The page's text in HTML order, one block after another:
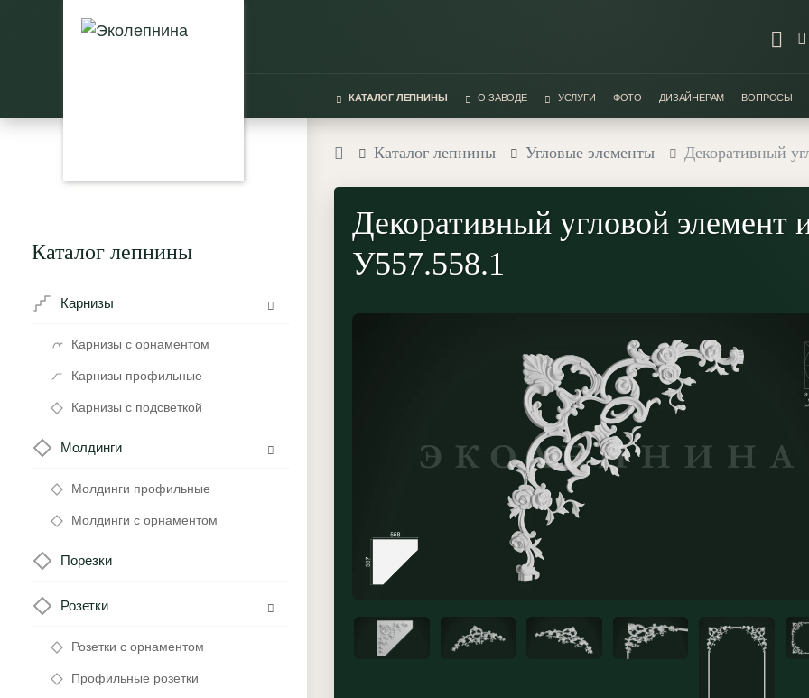
КАТАЛОГ ЛЕПНИНЫ О ЗАВОДЕ УСЛУГИ ФОТО ДИЗАЙНЕРАМ ВОПРОСЫ
Каталог лепнины
Карнизы
Карнизы с орнаментом
Карнизы профильные
Карнизы с подсветкой
Молдинги
Молдинги профильные
Молдинги с орнаментом
Порезки
Розетки
Розетки с орнаментом
Профильные розетки
Каталог лепнины Угловые элементы Декоративный
Декоративный угловой элемент
У557.558.1